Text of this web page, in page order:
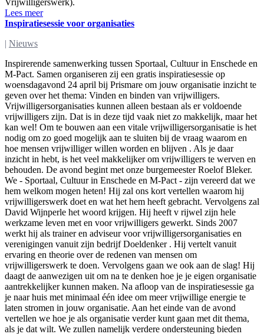
Vrijwilligerswerk).
Lees meer
Inspiratiesessie voor organisaties
| Nieuws
Inspirerende samenwerking tussen Sportaal, Cultuur in Enschede en
M-Pact. Samen organiseren zij een gratis inspiratiesessie op
woensdagavond 24 april bij Prismare om jouw organisatie inzicht te
geven over het thema: Vinden en binden van vrijwilligers.
Vrijwilligersorganisaties kunnen alleen bestaan als er voldoende
vrijwilligers zijn. Dat is in deze tijd vaak niet zo makkelijk, maar het
kan wel! Om te bouwen aan een vitale vrijwilligersorganisatie is het
nodig om zo goed mogelijk aan te sluiten bij de vraag waarom en
hoe mensen vrijwilliger willen worden en blijven . Als je daar
inzicht in hebt, is het veel makkelijker om vrijwilligers te werven en
behouden. De avond begint met onze burgemeester Roelof Bleker.
We - Sportaal, Cultuur in Enschede en M-Pact - zijn vereerd dat we
hem welkom mogen heten! Hij zal ons kort vertellen waarom hij
vrijwilligerswerk doet en wat het hem heeft gebracht. Vervolgens zal
David Wijnperle het woord krijgen. Hij heeft v rijwel zijn hele
werkzame leven met en voor vrijwilligers gewerkt. Sinds 2007
werkt hij als trainer en adviseur voor vrijwilligersorganisaties en
verenigingen vanuit zijn bedrijf Doeldenker . Hij vertelt vanuit
ervaring en theorie over de redenen van mensen om
vrijwilligerswerk te doen. Vervolgens gaan we ook aan de slag! Hij
daagt de aanwezigen uit om na te denken hoe je je eigen organisatie
aantrekkelijker kunnen maken. Na afloop van de inspiratiesessie ga
je naar huis met minimaal één idee om meer vrijwillige energie te
laten stromen in jouw organisatie. Aan het einde van de avond
vertellen we hoe je als organisatie verder kunt gaan met dit thema,
als je dat wilt. We zullen namelijk verdere ondersteuning bieden